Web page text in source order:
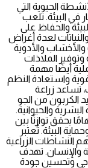
الحيوية التي
في البيئة. تلعب
والحفاظ على
والنباتات لعدة أغراض
والأدوية
الملاذات
أيضًا مهمة
واستعادة النظم
تساعد زراعة
الكربون من الجو
والحيوانية.
يحقق توازنًا بين
البيئة. تُعتبر
النشاطات الزراعية
والإنسان. تهدف
وتحسين جودة